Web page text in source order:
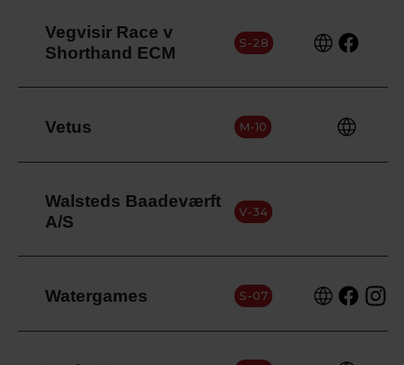
Vegvisir Race v
Shorthand ECM
S-28
Vetus M-10
Walsteds Baadeværft
A/S
V-34
Watergames S-07